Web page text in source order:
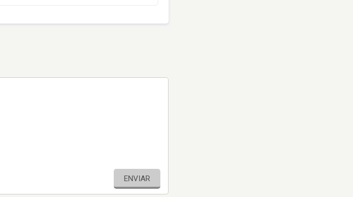
ENVIAR